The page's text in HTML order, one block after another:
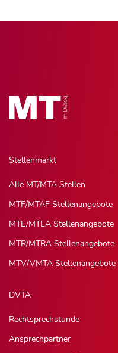
Stellenmarkt
Alle MT/MTA Stellen
MTF/MTAF Stellenangebote
MTL/MTLA Stellenangebote
MTR/MTRA Stellenangebote
MTV/VMTA Stellenangebote
DVTA
Rechtsprechstunde
Ansprechpartner